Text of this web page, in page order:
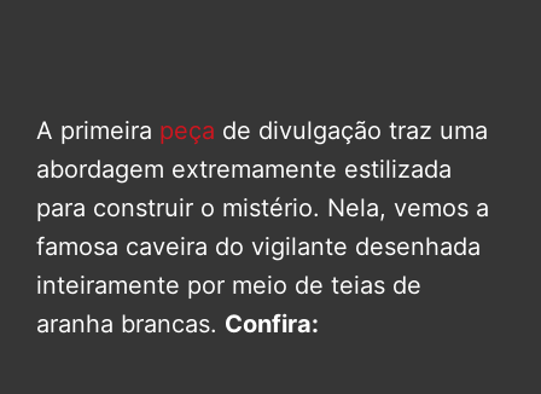
A primeira peça de divulgação traz uma
abordagem extremamente estilizada
para construir o mistério. Nela, vemos a
famosa caveira do vigilante desenhada
inteiramente por meio de teias de
aranha brancas. Confira: